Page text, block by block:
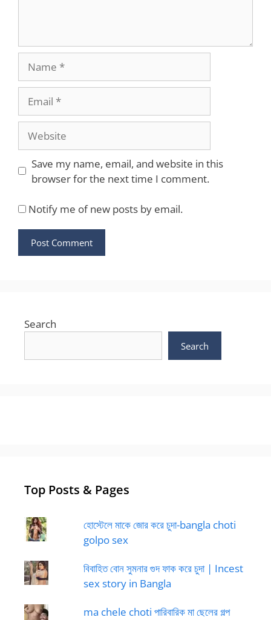
Website
Save my name, email, and website in this
browser for the next time I comment.
Notify me of new posts by email.
Search
Search
Top Posts & Pages
হোস্টেলে মাকে জোর করে চুদা-bangla choti
golpo sex
বিবাহিত বোন সুমনার গুদ ফাক করে চুদা | Incest
sex story in Bangla
ma chele choti পারিবারিক মা ছেলের গল্প